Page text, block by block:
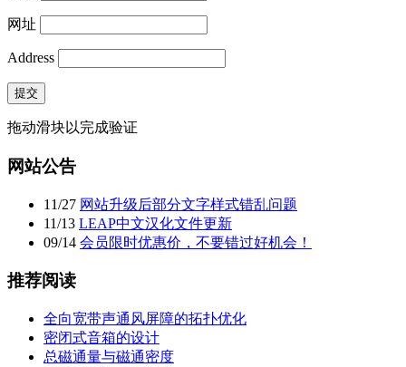
网址
Address
提交
拖动滑块以完成验证
网站公告
11/27 网站升级后部分文字样式错乱问题
11/13 LEAP中文汉化文件更新
09/14 会员限时优惠价，不要错过好机会！
推荐阅读
全向宽带声通风屏障的拓扑优化
密闭式音箱的设计
总磁通量与磁通密度